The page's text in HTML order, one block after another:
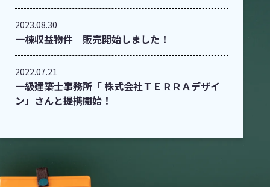
2023.08.30
一棟収益物件 販売開始しました！
2022.07.21
一級建築士事務所「 株式会社ＴＥＲＲＡデザイ
ン」さんと提携開始！